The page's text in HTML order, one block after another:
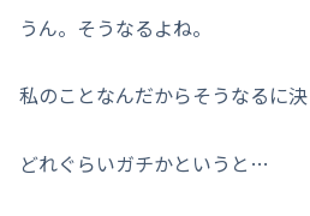
うん。そうなるよね。
私のことなんだからそうなるに決
どれぐらいガチかというと…